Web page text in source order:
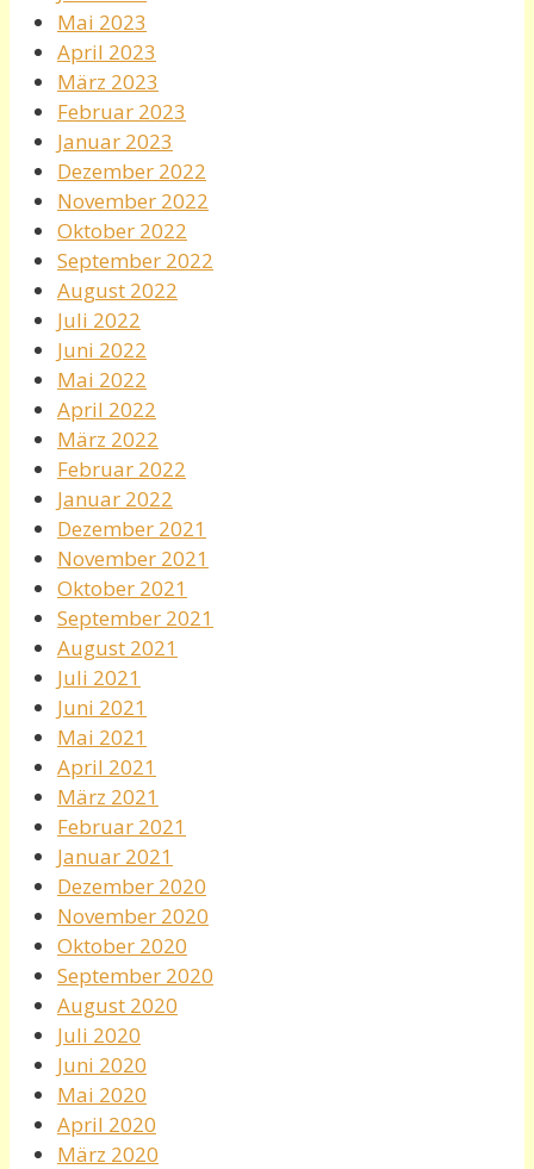
Mai 2023
April 2023
März 2023
Februar 2023
Januar 2023
Dezember 2022
November 2022
Oktober 2022
September 2022
August 2022
Juli 2022
Juni 2022
Mai 2022
April 2022
März 2022
Februar 2022
Januar 2022
Dezember 2021
November 2021
Oktober 2021
September 2021
August 2021
Juli 2021
Juni 2021
Mai 2021
April 2021
März 2021
Februar 2021
Januar 2021
Dezember 2020
November 2020
Oktober 2020
September 2020
August 2020
Juli 2020
Juni 2020
Mai 2020
April 2020
März 2020